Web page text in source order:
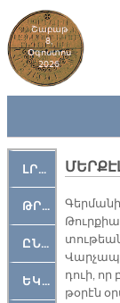
Շաբաթ
8,
Օգոստոս
2026
ԼՐԱՀՈՍ
ԹՐՔԱՀԱՅ ԿԵԱՆՔ
ԸՆԿԵՐԱՄՇԱԿՈՒԹԱՅԻՆ
ԵԿԵՂԵՑԱԿԱՆ
դուի,
թօ­րէն